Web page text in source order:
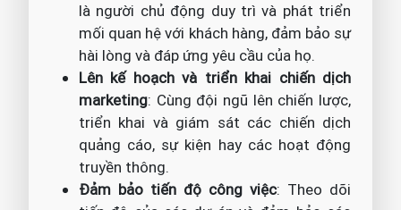
là người chủ động duy trì và phát triển
mối quan hệ với khách hàng, đảm bảo sự
hài lòng và đáp ứng yêu cầu của họ.
Lên kế hoạch và triển khai chiến dịch
marketing: Cùng đội ngũ lên chiến lược,
triển khai và giám sát các chiến dịch
quảng cáo, sự kiện hay các hoạt động
truyền thông.
Đảm bảo tiến độ công việc: Theo dõi